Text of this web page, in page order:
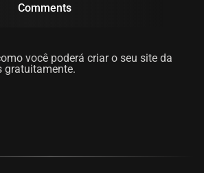
Comments
você poderá criar o seu site da
gratuitamente.